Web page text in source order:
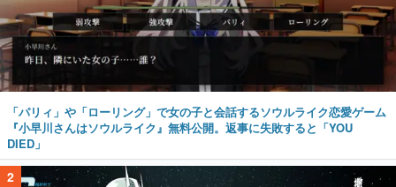
「パリィ」や「ローリング」で女の子と会話するソウルライク恋愛ゲーム
『小早川さんはソウルライク』無料公開。返事に失敗すると「YOU
DIED」
2